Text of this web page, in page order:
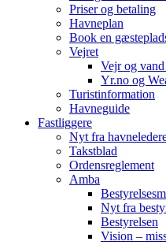
Priser og betaling
Havneplan
Book en
Vejret
Vejr og
Yr.no og
Turistinformation
Havneguide
Fastliggere
Nyt fra
Takstblad
Ordensreglement
Amba
Nyt fra
Bestyrelsen
Vision –